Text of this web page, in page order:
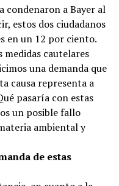
condenaron a Bayer al
estos dos ciudadanos
en un 12 por ciento.
cautelares
una demanda que
causa representa a
pasaría con estas
un posible fallo
ambiental y
de estas